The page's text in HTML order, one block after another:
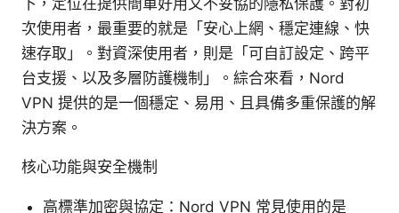
次使用者，最重要的就是「安心上網、穩定連線、快
速存取」。對資深使用者，則是「可自訂設定、跨平
台支援、以及多層防護機制」。綜合來看，Nord
VPN 提供的是一個穩定、易用、且具備多重保護的解
決方案。
核心功能與安全機制
高標準加密與協定：Nord VPN 常見使用的是